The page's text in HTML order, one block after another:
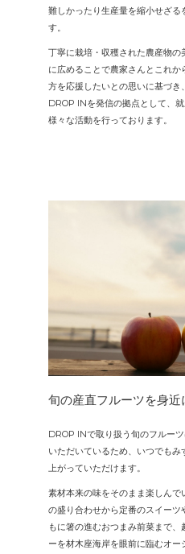
難しかったり生産量を縮小せざる
す。
丁寧に栽培・収穫された農産物
に広めることで農家さんとこれ
方を応援したいとの思いに基づき
DROP INを発信の拠点として、
様々な活動を行っております。
旬の産直フルーツを身近
DROP INで取り扱う旬のフルー
いただいているため、いつでも
上がっていただけます。
素材本来の味をそのまま楽しん
の盛り合わせから定番のスイーツ
もに箸の進むおつまみ前菜まで
ーを材木座海岸を眼前に臨むオー